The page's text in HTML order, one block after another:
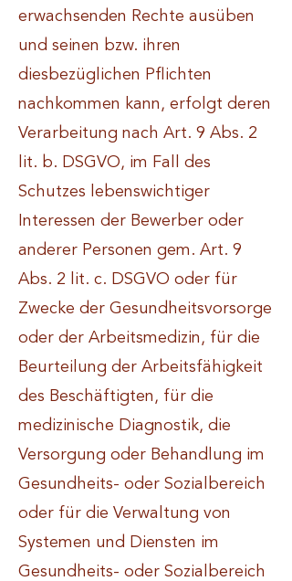
erwachsenden Rechte ausüben
und seinen bzw. ihren
diesbezüglichen Pflichten
nachkommen kann, erfolgt deren
Verarbeitung nach Art. 9 Abs. 2
lit. b. DSGVO, im Fall des
Schutzes lebenswichtiger
Interessen der Bewerber oder
anderer Personen gem. Art. 9
Abs. 2 lit. c. DSGVO oder für
Zwecke der Gesundheitsvorsorge
oder der Arbeitsmedizin, für die
Beurteilung der Arbeitsfähigkeit
des Beschäftigten, für die
medizinische Diagnostik, die
Versorgung oder Behandlung im
Gesundheits- oder Sozialbereich
oder für die Verwaltung von
Systemen und Diensten im
Gesundheits- oder Sozialbereich